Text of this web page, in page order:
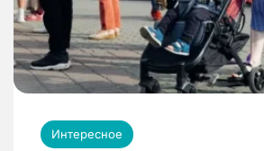
Интересное